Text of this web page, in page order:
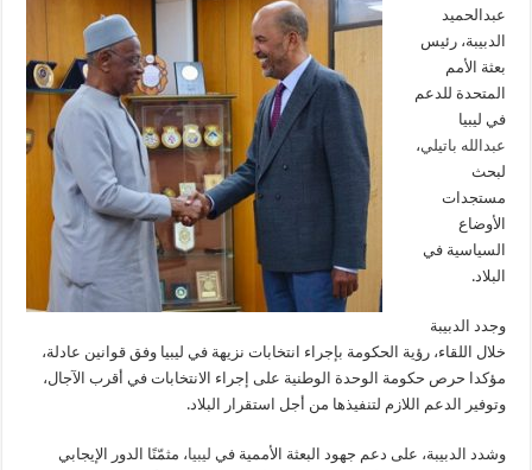
عبدالحميد
الدبيبة، رئيس
بعثة الأمم
المتحدة للدعم
في ليبيا
عبدالله باتيلي،
لبحث
مستجدات
الأوضاع
السياسية في
البلاد.
وجدد الدبيبة
خلال اللقاء، رؤية الحكومة بإجراء انتخابات نزيهة في ليبيا وفق قوانين عادلة،
مؤكدا حرص حكومة الوحدة الوطنية على إجراء الانتخابات في أقرب الآجال،
وتوفير الدعم اللازم لتنفيذها من أجل استقرار البلاد.
وشدد الدبيبة، على دعم جهود البعثة الأممية في ليبيا، مثمّنًا الدور الإيجابي